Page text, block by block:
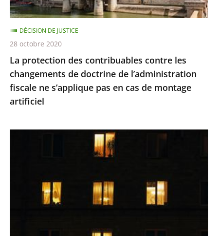
doctrine
de
l’administration
fiscale
ne
s’applique
pas
en
de
La protection des contribuables contre les
changements de doctrine de l’administration
fiscale ne s’applique pas en cas de montage
artificiel
DÉCISION DE JUSTICE
28 octobre 2020